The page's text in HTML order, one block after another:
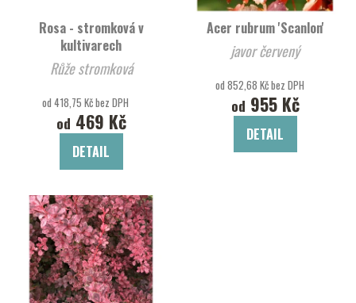
Rosa - stromková v
kultivarech
Růže stromková
od 418,75 Kč bez DPH
od 469 Kč
DETAIL
Acer rubrum 'Scanlon'
javor červený
od 852,68 Kč bez DPH
od 955 Kč
DETAIL